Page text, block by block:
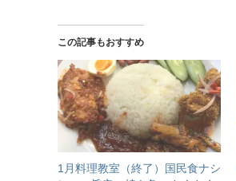
この記事もおすすめ
1月料理教室（終了）国民食ナシ